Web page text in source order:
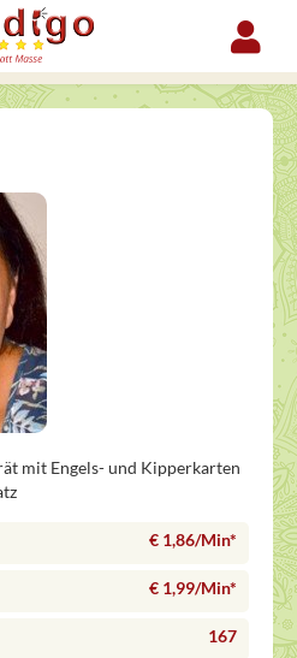
mit Engels- und Kipperkarten
€ 1,86/Min*
€ 1,99/Min*
167